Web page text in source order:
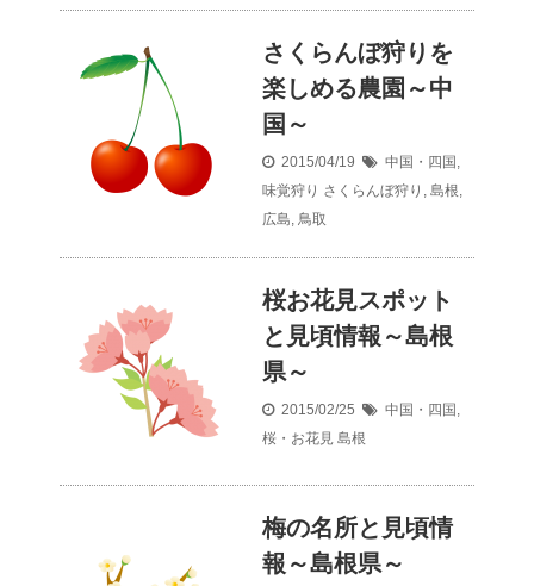
さくらんぼ狩りを
楽しめる農園～中
国～
2015/04/19 中国・四国 ,
味覚狩り さくらんぼ狩り , 島根,
広島, 鳥取
桜お花見スポット
と見頃情報～島根
県～
2015/02/25 中国・四国 ,
桜・お花見 島根
梅の名所と見頃情
報～島根県～